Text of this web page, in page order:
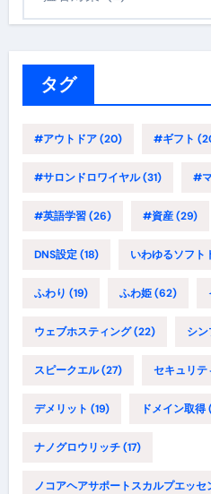
タグ
#アウトドア(20) #ギフト
#サロンドロワイヤル(31) #
#英語学習(26) #資産(29)
DNS設定(18) いわゆるソフト
ふわり (19) ふわ姫(62)
ウェブホスティング(22) シ
スピークエル(27) セキュリテ
デメリット (19) ドメイン取得
ナノグロウリッチ(17)
ノコアヘアサポートスカルプエッセ